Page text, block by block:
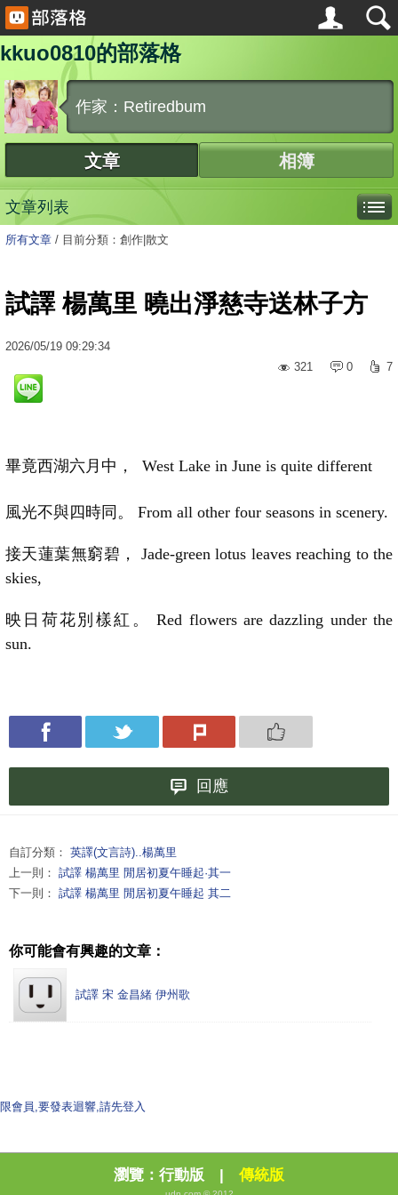
kkuo0810的部落格
作家：Retiredbum
文章 相簿
文章列表
所有文章 / 目前分類：創作|散文
試譯 楊萬里 曉出淨慈寺送林子方
2026/05/19 09:29:34
321
0 7
畢竟西湖六月中 ， West Lake in June is quite different
風光不與四時同。 From all other four seasons in scenery.
接天蓮葉無窮碧， Jade-green lotus leaves reaching to the
skies,
映日荷花別樣紅。 Red flowers are dazzling under the
sun.
回應
自訂分類： 英譯(文言詩)..楊萬里
上一則： 試譯 楊萬里 閒居初夏午睡起·其一
下一則： 試譯 楊萬里 閒居初夏午睡起 其二
你可能會有興趣的文章：
試譯 宋 金昌緒 伊州歌
限會員,要發表迴響,請先登入
瀏覽： 行動版 | 傳統版